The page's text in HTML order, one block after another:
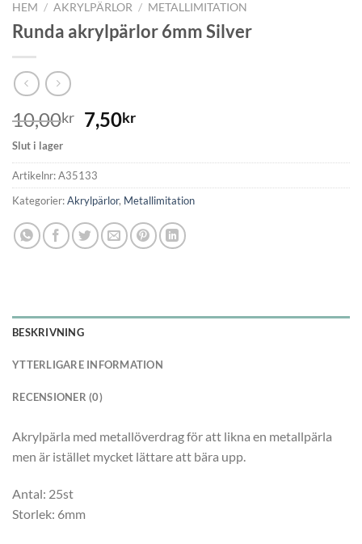
HEM / AKRYLPÄRLOR / METALLIMITATION
Runda akrylpärlor 6mm Silver
10,00kr 7,50kr
Slut i lager
Artikelnr:A35133
Kategorier:Akrylpärlor, Metallimitation
BESKRIVNING
YTTERLIGARE INFORMATION
RECENSIONER (0)
Akrylpärla med metallöverdrag för att likna en metallpärla
men är istället mycket lättare att bära upp.
Antal: 25st
Storlek: 6mm